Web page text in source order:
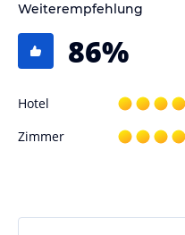
Weiterempfehlung
86%
Hotel
Zimmer